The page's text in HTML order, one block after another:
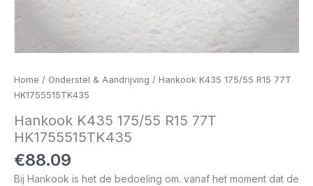
Home / Onderstel & Aandrijving / Hankook K435 175/55 R15 77T
HK1755515TK435
Hankook K435 175/55 R15 77T
HK1755515TK435
€88.09
Bij Hankook is het de bedoeling om. vanaf het moment dat de